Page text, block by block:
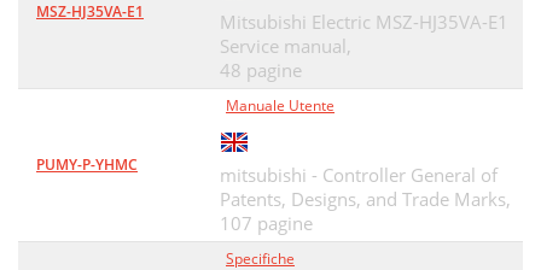
MSZ-HJ35VA-E1
Mitsubishi Electric MSZ-HJ35VA-E1
Service manual,
48 pagine
PUMY-P-YHMC
Manuale Utente
mitsubishi - Controller General of
Patents, Designs, and Trade Marks,
107 pagine
Specifiche